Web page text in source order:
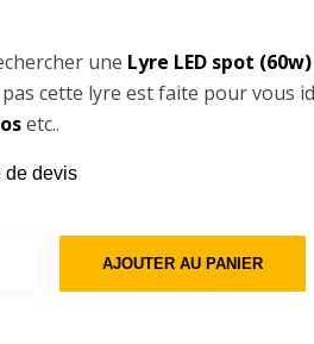
une Lyre LED spot (60w)
pas cette lyre est faite pour vous
etc..
de devis
AJOUTER AU PANIER